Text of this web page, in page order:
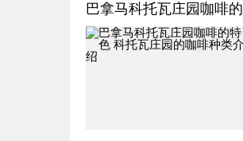
巴拿马科托瓦庄园咖啡